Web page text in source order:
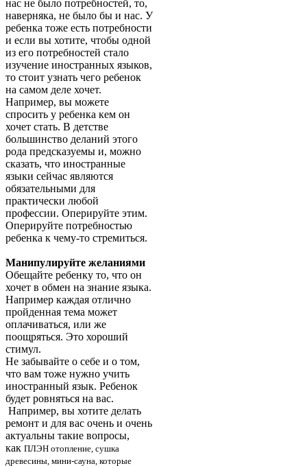
нас не было потребностей, то,
наверняка, не было бы и нас. У
ребенка тоже есть потребности
и если вы хотите, чтобы одной
из его потребностей стало
изучение иностранных языков,
то стоит узнать чего ребенок
на самом деле хочет.
Например, вы можете
спросить у ребенка кем он
хочет стать. В детстве
большинство деланий этого
рода предсказуемы и, можно
сказать, что иностранные
языки сейчас являются
обязательными для
практически любой
профессии. Оперируйте этим.
Оперируйте потребностью
ребенка к чему-то стремиться.
Манипулируйте желаниями
Обещайте ребенку то, что он
хочет в обмен на знание языка.
Например каждая отлично
пройденная тема может
оплачиваться, или же
поощряться. Это хороший
стимул.
Не забывайте о себе и о том,
что вам тоже нужно учить
иностранный язык. Ребенок
будет ровняться на вас.
Например, вы хотите делать
ремонт и для вас очень и очень
актуальны такие вопросы,
как ПЛЭН отопление, сушка
древесины, мини-сауна, которые